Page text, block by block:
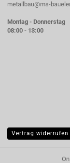
metallbau@ms-
Montag - Donnerstag
08:00 - 13:00
Vertrag widerrufen